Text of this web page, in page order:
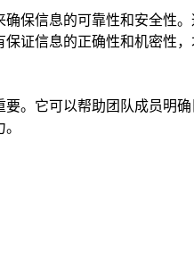
保信息的可靠性和安全性
证信息的正确性和机密性
。它可以帮助团队成员明